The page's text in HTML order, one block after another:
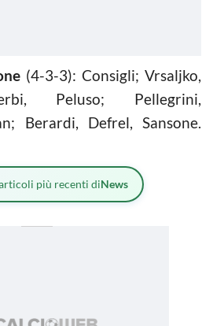
(4-3-3): Consigli; Vrsaljko,
Peluso; Pellegrini,
Berardi, Defrel, Sansone.
più recenti diNews